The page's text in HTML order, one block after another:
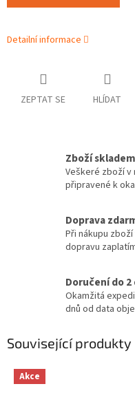
Detailní informace
ZEPTAT SE HLÍDAT
Zboží skladem
Veškeré zboží v
připravené k
Doprava
Při nákupu
dopravu
Doručení do 2
Okamžitá
dnů od data
Související produkty
Akce